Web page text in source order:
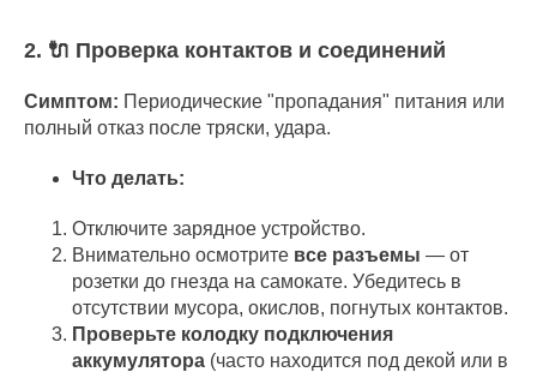
2. 🔌 Проверка контактов и соединений
Симптом: Периодические "пропадания" питания или
полный отказ после тряски, удара.
Что делать:
Отключите зарядное устройство.
Внимательно осмотрите все разъемы — от
розетки до гнезда на самокате. Убедитесь в
отсутствии мусора, окислов, погнутых контактов.
Проверьте колодку подключения
аккумулятора (часто находится под декой или в